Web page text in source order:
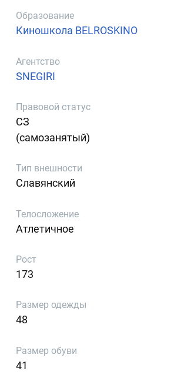
Образование
Киношкола BELROSKINO
Агентство
SNEGIRI
Правовой статус
СЗ
(самозанятый)
Тип внешности
Славянский
Телосложение
Атлетичное
Рост
173
Размер одежды
48
Размер обуви
41